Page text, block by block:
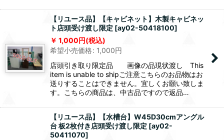
【リユース品】【キャビネット】木製キャビネッ
ト店頭受け渡し限定 [ay02-50418100]
1,000円(税込)
希望小売価格: 1,000円
店頭引き取り限定品 画像の品現状渡し This
item is unable to shipご注意こちらのお品物はお
送りすることはできません。宜しくお願い致しま
す。こちらの商品は、中古品ですので返品…
【リユース品】【水槽台】W45D30cmアングル
台 板2枚付き店頭受け渡し限定 [ay02-
50411070]